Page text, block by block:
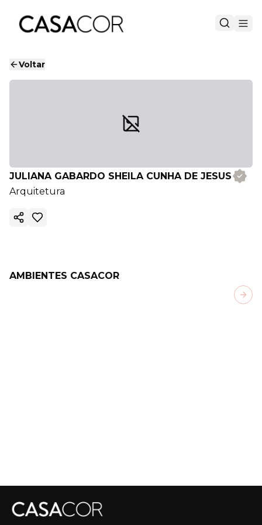
Voltar
JULIANA GABARDO SHEILA CUNHA DE JESUS
Arquitetura
Copiar link
AMBIENTES CASACOR